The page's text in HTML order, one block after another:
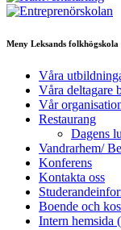
Meny Leksands folkhögskola
Våra
Våra deltagare
Vår
Restaurang
Dagens
Vandrarhem/
Konferens
Kontakta oss
Boende och
Intern hemsida